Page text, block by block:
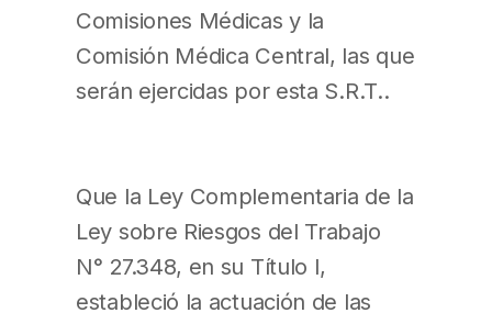
Comisiones Médicas y la
Comisión Médica Central, las que
serán ejercidas por esta S.R.T..
Que la Ley Complementaria de la
Ley sobre Riesgos del Trabajo
N° 27.348, en su Título I,
estableció la actuación de las